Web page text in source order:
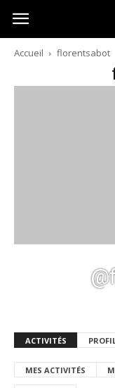
Australia-
australie.com
Accueil florentsabot
ACTIVITÉS
MES ACTIVITÉS